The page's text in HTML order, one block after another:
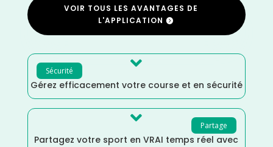
VOIR TOUS LES AVANTAGES DE
L'APPLICATION
Sécurité 
Gérez efficacement votre course et en sécurité
Partage

Partagez votre sport en VRAI temps réel avec